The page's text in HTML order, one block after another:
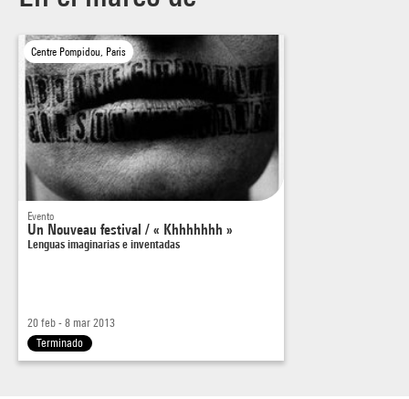
Centre Pompidou, Paris
Evento
Un Nouveau festival / « Khhhhhhh »
Lenguas imaginarias e inventadas
20 feb - 8 mar 2013
Terminado